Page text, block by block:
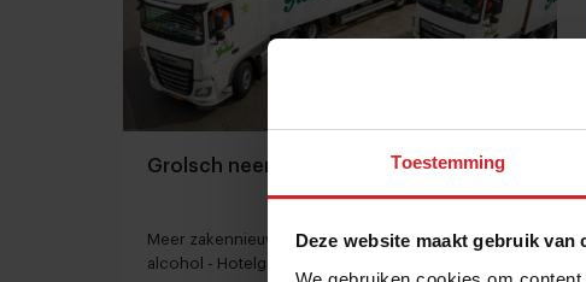
Toestemming
Deze website maakt gebruik van
Grolsch neemt Gulpener over
Meer zakennieuws: Nederlanders drinken minder
alcohol - Hotelgasten worden kritischer